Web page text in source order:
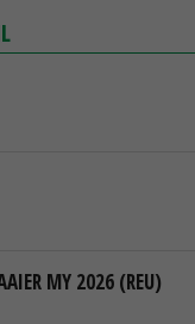
MY 2026 (REU)